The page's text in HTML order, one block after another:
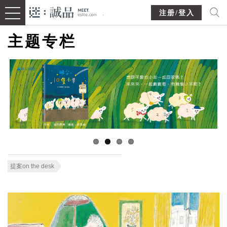
注册/登入
主题专栏
提案on the desk